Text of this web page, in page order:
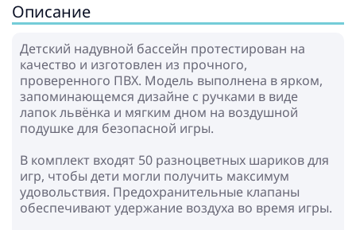
Описание
Детский надувной бассейн протестирован на
качество и изготовлен из прочного,
проверенного ПВХ. Модель выполнена в ярком,
запоминающемся дизайне с ручками в виде
лапок львёнка и мягким дном на воздушной
подушке для безопасной игры.
В комплект входят 50 разноцветных шариков для
игр, чтобы дети могли получить максимум
удовольствия. Предохранительные клапаны
обеспечивают удержание воздуха во время игры.